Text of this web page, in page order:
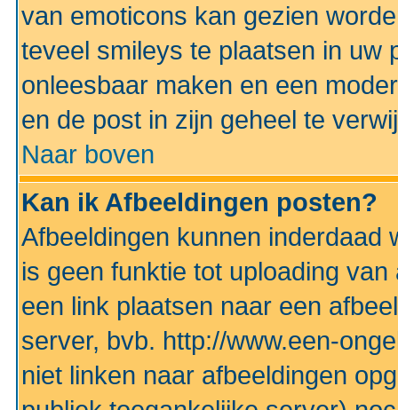
van emoticons kan gezien
teveel smileys te plaatsen in uw
onleesbaar maken en een
en de post in zijn geheel te
Naar boven
Kan ik Afbeeldingen posten?
Afbeeldingen kunnen inderdaad
is geen funktie tot uploading
een link plaatsen naar een
server, bvb. http://www.een-
niet linken naar afbeeldingen